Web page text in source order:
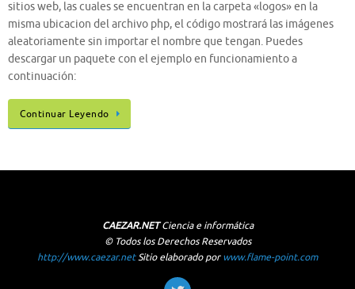
sitios web, las cuales se encuentran en la carpeta «logos» en la
misma ubicacion del archivo php, el código mostrará las imágenes
aleatoriamente sin importar el nombre que tengan. Puedes
descargar un paquete con el ejemplo en funcionamiento a
continuación:
Continuar Leyendo
CAEZAR.NETCiencia e informática
© Todos los Derechos Reservados
http://www.caezar.netSitio elaborado porwww.flame-point.com